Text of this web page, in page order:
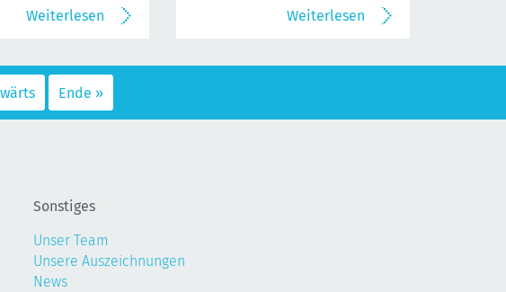
Weiterlesen Weiterlesen
Ende »
Sonstiges
Unser Team
Unsere Auszeichnungen
News